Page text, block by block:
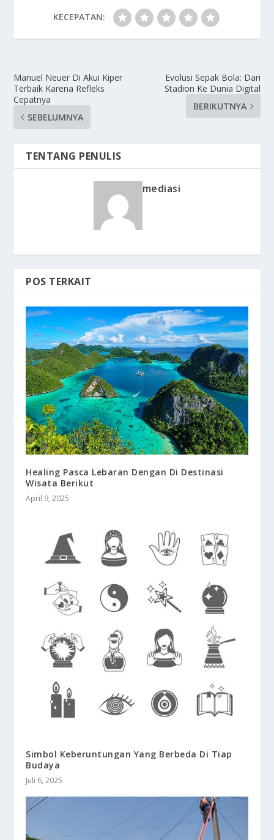
KECEPATAN:
Manuel Neuer Di Akui Kiper
Terbaik Karena Refleks
Cepatnya
SEBELUMNYA
Evolusi Sepak Bola: Dari
Stadion Ke Dunia Digital
BERIKUTNYA
TENTANG PENULIS
mediasi
POS TERKAIT
Healing Pasca Lebaran Dengan Di Destinasi
Wisata Berikut
April 9, 2025
Simbol Keberuntungan Yang Berbeda Di Tiap
Budaya
Juli 6, 2025